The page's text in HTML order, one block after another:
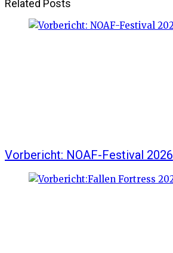
Related Posts
Vorbericht: NOAF-Festival 2026